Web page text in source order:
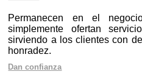
Permanecen en el
simplemente ofertan
sirviendo a los clientes con
honradez.
Dan confianza